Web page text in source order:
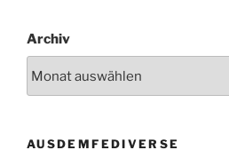
Archiv
AUSDEMFEDIVERSE